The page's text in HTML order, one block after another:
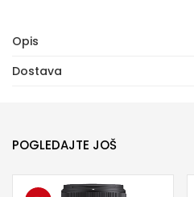
Opis
Dostava
POGLEDAJTE JOŠ